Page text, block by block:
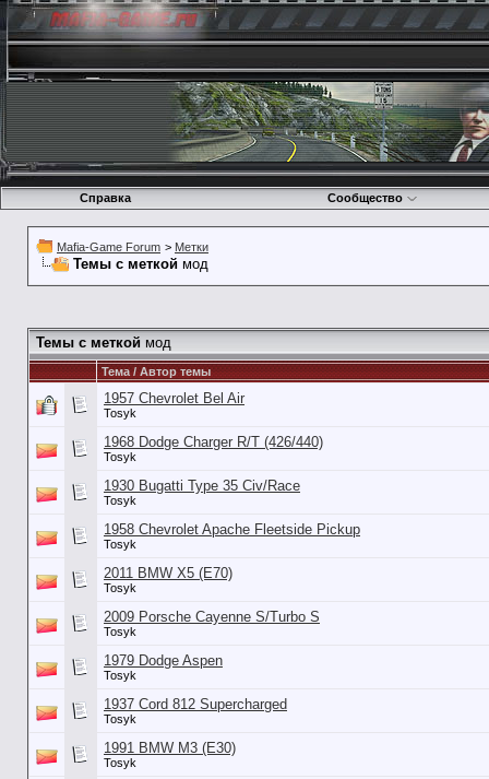
Справка Сообщество
Mafia-Game Forum > Метки
Темы с меткой мод
Темы с меткой мод
Тема / Автор темы
1957 Chevrolet Bel Air
Tosyk
1968 Dodge Charger R/T (426/440)
Tosyk
1930 Bugatti Type 35 Civ/Race
Tosyk
1958 Chevrolet Apache Fleetside Pickup
Tosyk
2011 BMW X5 (E70)
Tosyk
2009 Porsche Cayenne S/Turbo S
Tosyk
1979 Dodge Aspen
Tosyk
1937 Cord 812 Supercharged
Tosyk
1991 BMW M3 (E30)
Tosyk